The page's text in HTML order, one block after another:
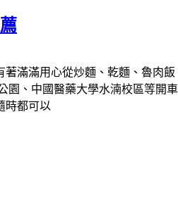
滿滿用心從炒麵、乾麵、魯肉
、中國醫藥大學水湳校區等開
時都可以